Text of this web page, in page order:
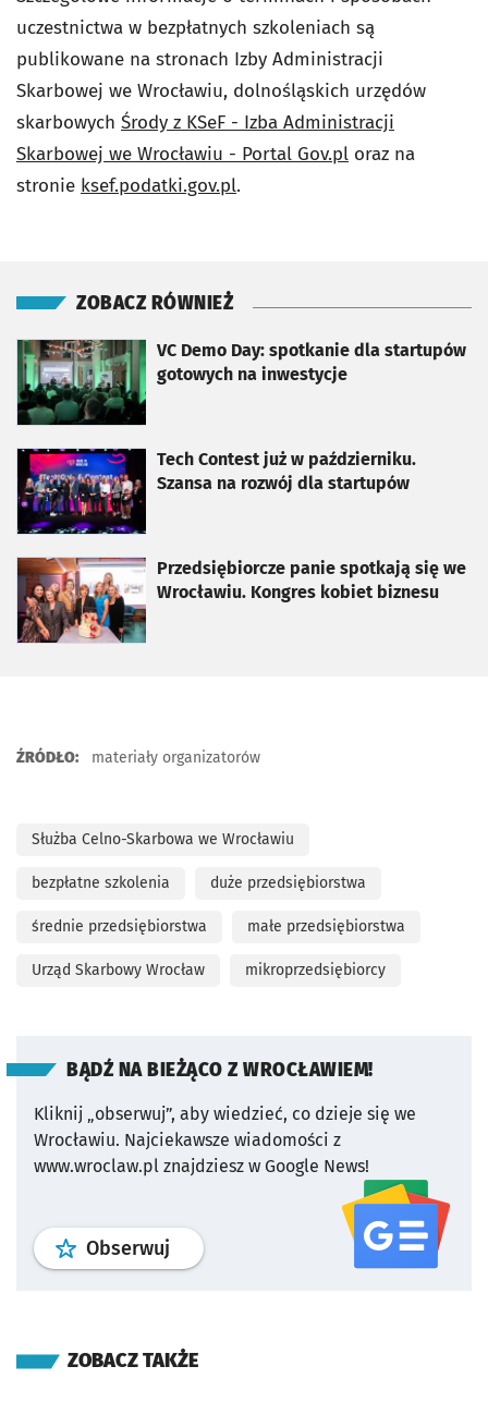
uczestnictwa w bezpłatnych szkoleniach są
publikowane na stronach Izby Administracji
Skarbowej we Wrocławiu, dolnośląskich urzędów
skarbowych Środy z KSeF - Izba Administracji
Skarbowej we Wrocławiu - Portal Gov.pl oraz na
stronie ksef.podatki.gov.pl.
ZOBACZ RÓWNIEŻ
VC Demo Day: spotkanie dla startupów
gotowych na inwestycje
otworzy się w nowej karcie
Tech Contest już w październiku.
Szansa na rozwój dla startupów
otworzy się w nowej karcie
Przedsiębiorcze panie spotkają się we
Wrocławiu. Kongres kobiet biznesu
otworzy się w nowej karcie
ŹRÓDŁO: materiały organizatorów
Służba Celno-Skarbowa we Wrocławiu
bezpłatne szkolenia duże przedsiębiorstwa
średnie przedsiębiorstwa małe przedsiębiorstwa
Urząd Skarbowy Wrocław mikroprzedsiębiorcy
BĄDŹ NA BIEŻĄCO Z WROCŁAWIEM!
Kliknij „obserwuj”, aby wiedzieć, co dzieje się we
Wrocławiu. Najciekawsze wiadomości z
www.wroclaw.pl znajdziesz w Google News!
Obserwuj profil serwisu
ZOBACZ TAKŻE